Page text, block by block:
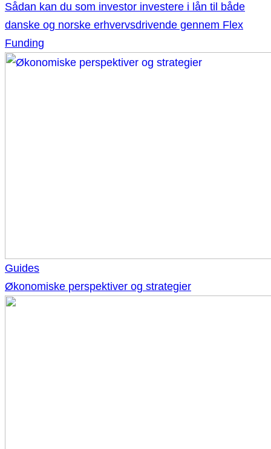
Sådan kan du som investor investere i lån til både
danske og norske erhvervsdrivende gennem Flex
Funding
Guides
Økonomiske perspektiver og strategier